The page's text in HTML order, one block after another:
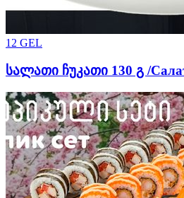
12 GEL
სალათი ჩუკათი 130 გ /